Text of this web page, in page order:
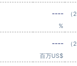
----
%
----
百万US$